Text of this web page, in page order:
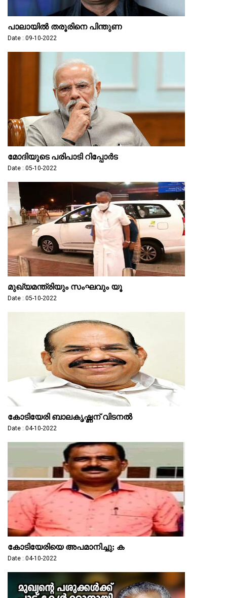
പാലായില്‍ തരൂരിനെ പിന്തുണ
Date : 09-10-2022
മോദിയുടെ പരിപാടി റിപ്പോർട
Date : 05-10-2022
മുഖ്യമന്ത്രിയും സംഘവും യൂ
Date : 05-10-2022
കോടിയേരി ബാലകൃഷ്ണന് വിടനൽ
Date : 04-10-2022
കോടിയേരിയെ അപമാനിച്ചു; ക
Date : 04-10-2022